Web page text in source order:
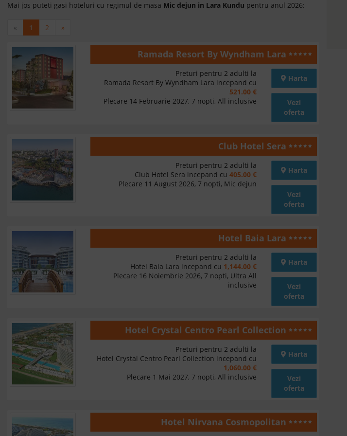
Mai jos puteti gasi hoteluri cu regimul de masa Mic dejun in Lara Kundu pentru anul 2026:
« 1 2 »
Ramada Resort By Wyndham Lara
Preturi pentru 2 adulti la
Ramada Resort By Wyndham Lara incepand cu
521.00 €
Plecare 14 Februarie 2027, 7 nopti, All inclusive
Harta
Vezi
oferta
Club Hotel Sera
Preturi pentru 2 adulti la
Club Hotel Sera incepand cu 405.00 €
Plecare 11 August 2026, 7 nopti, Mic dejun
Harta
Vezi
oferta
Hotel Baia Lara
Preturi pentru 2 adulti la
Hotel Baia Lara incepand cu 1,144.00 €
Plecare 16 Noiembrie 2026, 7 nopti, Ultra All
inclusive
Harta
Vezi
oferta
Hotel Crystal Centro Pearl Collection
Preturi pentru 2 adulti la
Hotel Crystal Centro Pearl Collection incepand cu
1,060.00 €
Plecare 1 Mai 2027, 7 nopti, All inclusive
Harta
Vezi
oferta
Hotel Nirvana Cosmopolitan